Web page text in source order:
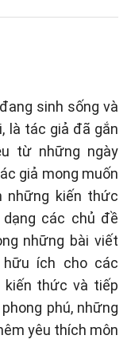
sinh sống và
là tác giả đã gắn
từ những ngày
giả mong muốn
những kiến thức
các chủ đề
những bài viết
ích cho các
kiến thức và tiếp
phú, những
yêu thích môn